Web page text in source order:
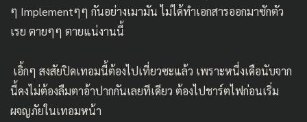
ๆ Implementๆๆ กันอย่างเมามัน ไม่ได้ทำเอกสารออกมาซักตัว
เรย ตายๆๆ ตายแน่งานนี้
เอิ้กๆ สงสัยปิดเทอมนี้ต้องไปเที่ยวซะแล้ว เพราะหนึ่งเดือนับจาก
นี้คงไม่ต้องลืมตาอ้าปากกันเลยทีเดียว ต้องไปชาร์ตไฟก่อนเริ่ม
ผจญภัยในเทอมหน้า